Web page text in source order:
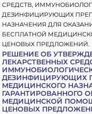
СРЕДСТВ,
ДЕЗИНФИЦИРУЮЩИХ
НАЗНАЧЕНИЯ ДЛЯ
БЕСПЛАТНОЙ
ЦЕНОВЫХ ПРЕДЛОЖЕНИЙ.
РЕШЕНИЕ ОБ
ЛЕКАРСТВЕННЫХ
ДЕЗИНФИЦИРУЮЩИХ
МЕДИЦИНСКОГО
ГАРАНТИРОВАННОГО
МЕДИЦИНСКОЙ
ЦЕНОВЫХ